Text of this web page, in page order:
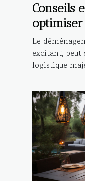
Conseils
de
Le
excitant,
logistique